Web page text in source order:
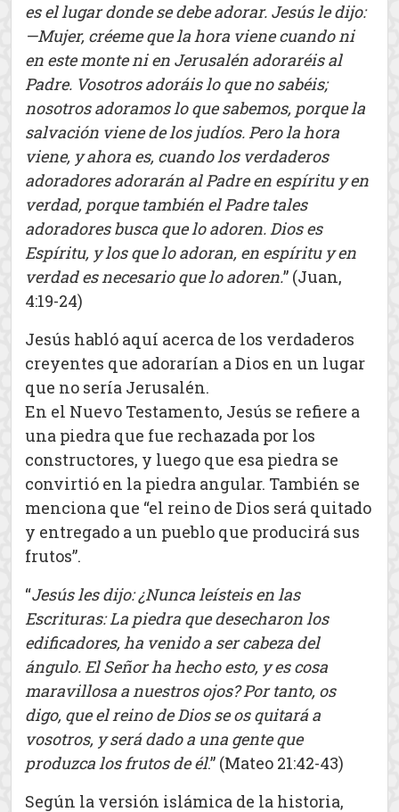
es el lugar donde se debe adorar. Jesús le dijo:
—Mujer, créeme que la hora viene cuando ni
en este monte ni en Jerusalén adoraréis al
Padre. Vosotros adoráis lo que no sabéis;
nosotros adoramos lo que sabemos, porque la
salvación viene de los judíos. Pero la hora
viene, y ahora es, cuando los verdaderos
adoradores adorarán al Padre en espíritu y en
verdad, porque también el Padre tales
adoradores busca que lo adoren. Dios es
Espíritu, y los que lo adoran, en espíritu y en
verdad es necesario que lo adoren.” (Juan,
4:19-24)
Jesús habló aquí acerca de los verdaderos
creyentes que adorarían a Dios en un lugar
que no sería Jerusalén.
En el Nuevo Testamento, Jesús se refiere a
una piedra que fue rechazada por los
constructores, y luego que esa piedra se
convirtió en la piedra angular. También se
menciona que “el reino de Dios será quitado
y entregado a un pueblo que producirá sus
frutos”.
“Jesús les dijo: ¿Nunca leísteis en las
Escrituras: La piedra que desecharon los
edificadores, ha venido a ser cabeza del
ángulo. El Señor ha hecho esto, y es cosa
maravillosa a nuestros ojos? Por tanto, os
digo, que el reino de Dios se os quitará a
vosotros, y será dado a una gente que
produzca los frutos de él.” (Mateo 21:42-43)
Según la versión islámica de la historia,